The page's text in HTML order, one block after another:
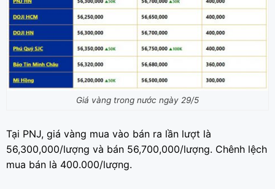
Giá vàng trong nước ngày 29/5
Tại PNJ, giá vàng mua vào bán ra lần lượt là
56,300,000/lượng và bán 56,700,000/lượng. Chênh lệch
mua bán là 400.000/lượng.